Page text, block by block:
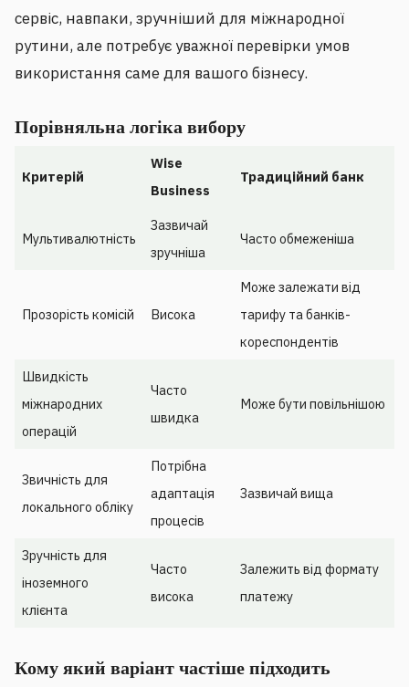
сервіс, навпаки, зручніший для міжнародної
рутини, але потребує уважної перевірки умов
використання саме для вашого бізнесу.
Порівняльна логіка вибору
Критерій
Wise
Business
Традиційний банк
Мультивалютність
Зазвичай
зручніша
Часто обмеженіша
Прозорість комісій Висока
Може залежати від
тарифу та банків-
кореспондентів
Швидкість
міжнародних
операцій
Часто
швидка
Може бути повільнішою
Звичність для
локального обліку
Потрібна
адаптація
процесів
Зазвичай вища
Зручність для
іноземного
клієнта
Часто
висока
Залежить від формату
платежу
Кому який варіант частіше підходить